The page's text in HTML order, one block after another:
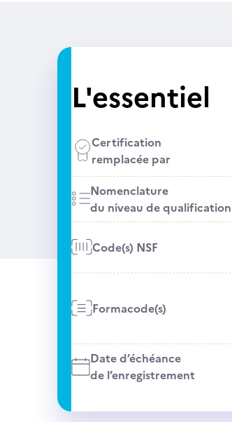
L'essentiel
Certification
remplacée par
Nomenclature
du niveau de qualification
Code(s) NSF
Formacode(s)
Date d’échéance
de l’enregistrement